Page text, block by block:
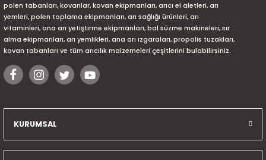
polen tabanları, kovanlar, kovan ekipmanları, arıcı el aletleri, arı
yemleri, polen toplama ekipmanları, arı sağlığı ürünleri, arı
vitaminleri, ana arı yetiştirme ekipmanları, bal süzme makineleri, sır
alma ekipmanları, arı yemlikleri, ana arı ızgaraları, propolis tuzakları,
kovan tabanları ve tüm arıcılık malzemeleri çeşitlerini bulabilirsiniz.
KURUMSAL